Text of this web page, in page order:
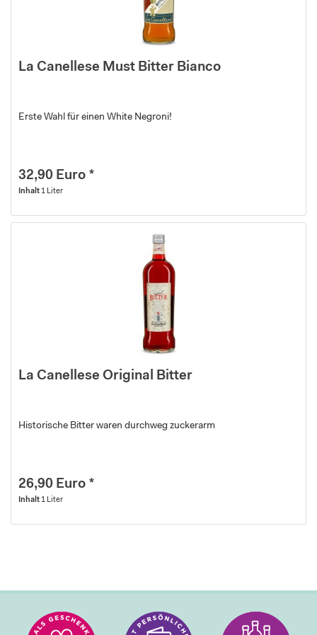
La Canellese Must Bitter Bianco
Erste Wahl für einen White Negroni!
32,90 Euro *
Inhalt 1 Liter
La Canellese Original Bitter
Historische Bitter waren durchweg zuckerarm
26,90 Euro *
Inhalt 1 Liter